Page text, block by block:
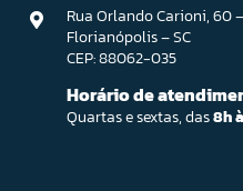
Rua Orlando Carioni, 60
Florianópolis – SC
CEP: 88062-035
Horário de
Quartas e sextas, das8h